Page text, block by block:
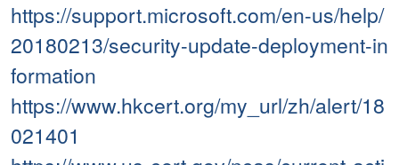
https://support.microsoft.com/en-us/help/
20180213/security-update-deployment-in
formation
https://www.hkcert.org/my_url/zh/alert/18
021401